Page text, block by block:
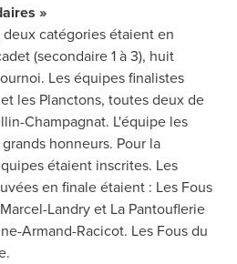
»
catégories étaient en
(secondaire 1 à 3), huit
Les équipes finalistes
les Planctons, toutes deux de
Champagnat. L'équipe les
honneurs. Pour la
étaient inscrites. Les
en finale étaient : Les Fous
Landry et La Pantouflerie
Armand-Racicot. Les Fousdu